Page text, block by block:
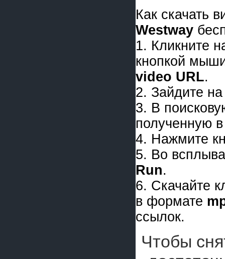
Как скачать
Westway
1. Кликните
кнопкой
video URL.
2. Зайдите
3. В
полученную
4. Нажмите
5. Во
Run.
6. Скачайте
в формате
ссылок.
Чтобы